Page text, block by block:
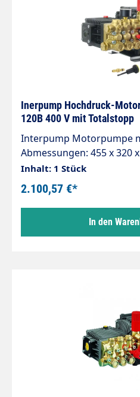
Inerpump Hochdruck-
120B 400 V mit Totalstopp
Interpump Motorpumpe
Abmessungen: 455 x 320
Inhalt: 1 Stück
2.100,57 €*
In den